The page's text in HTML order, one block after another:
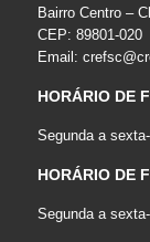
Bairro Centro –
CEP: 89801-020
Email:
HORÁRIO DE
Segunda a
HORÁRIO DE
Segunda a